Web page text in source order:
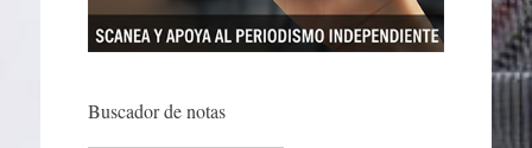
Buscador de notas